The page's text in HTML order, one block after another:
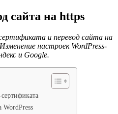
сайта на https
и перевод сайта на
настроек WordPress-
и Google.
WordPress